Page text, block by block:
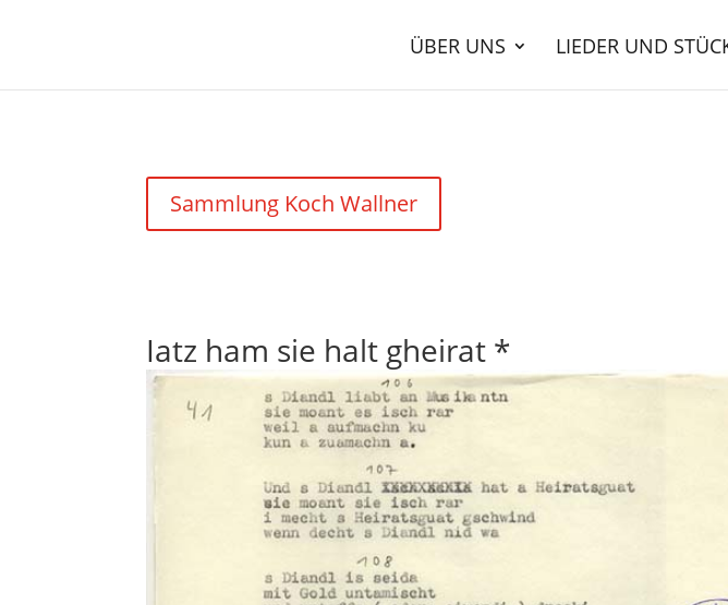
ÜBER UNS LIEDER UND
Sammlung Koch Wallner
Iatz ham sie halt gheirat *